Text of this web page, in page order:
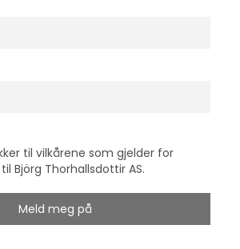
til vilkårene som gjelder for
Björg Thorhallsdottir AS.
Meld meg på